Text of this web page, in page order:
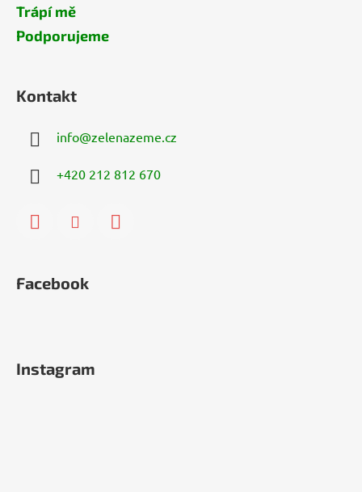
Trápí mě
Podporujeme
Kontakt
info@zelenazeme.cz
+420 212 812 670
Facebook
Instagram